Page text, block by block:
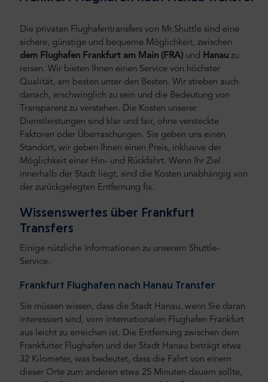
Die privaten Flughafentransfers von Mr.Shuttle sind eine
sichere, günstige und bequeme Möglichkeit, zwischen
dem Flughafen Frankfurt am Main (FRA) und Hanau zu
reisen. Wir bieten Ihnen einen Service von höchster
Qualität, am besten unter den Besten. Wir streben auch
danach, erschwinglich zu sein und die Bedeutung von
Transparenz zu verstehen. Die Kosten unserer
Dienstleistungen sind klar und fair, ohne versteckte
Faktoren oder Überraschungen. Sie geben uns einen
Standort, wir geben Ihnen einen Preis, inklusive der
Möglichkeit einer Hin- und Rückfahrt. Wenn Ihr Ziel
innerhalb der Stadt liegt, sind die Kosten unabhängig von
der zurückgelegten Entfernung fix.
Wissenswertes über Frankfurt
Transfers
Einige nützliche Informationen zu unserem Shuttle-
Service.
Frankfurt Flughafen nach Hanau Transfer
Sie müssen wissen, dass die Stadt Hanau, wenn Sie daran
interessiert sind, vom internationalen Flughafen Frankfurt
aus leicht zu erreichen ist. Die Entfernung zwischen dem
Frankfurter Flughafen und der Stadt Hanau beträgt etwa
32 Kilometer, was bedeutet, dass die Fahrt von einem
dieser Orte zum anderen etwa 25 Minuten dauern sollte,